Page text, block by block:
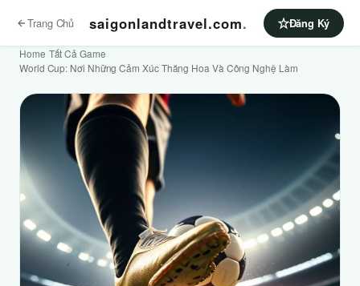
Trang Chủ saigonlandtravel.com. Đăng Ký
Home Tất Cả Game
World Cup: Nơi Những Cảm Xúc Thăng Hoa Và Công Nghệ Làm